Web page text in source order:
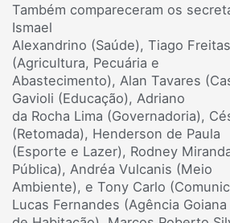
Também compareceram os
Ismael
Alexandrino (Saúde), Tiago
(Agricultura, Pecuária e
Abastecimento), Alan Tavares
Gavioli (Educação), Adriano
da Rocha Lima (Governadoria),
(Retomada), Henderson de Paula
(Esporte e Lazer), Rodney
Pública), Andréa Vulcanis (Meio
Ambiente), e Tony Carlo
Lucas Fernandes (Agência Goiana